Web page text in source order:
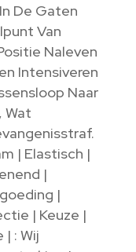
De Gaten
Van
Naleven
Intensiveren
Naar
Wat
| Elastisch |
|
|
| Keuze |
: Wij